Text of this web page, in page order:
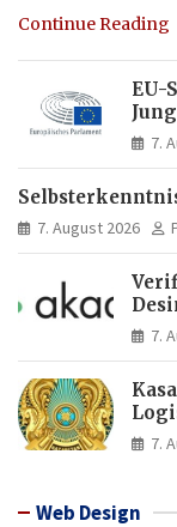
Continue Reading
EU-
7.
7. August 2026
7.
und
7.
Web Design